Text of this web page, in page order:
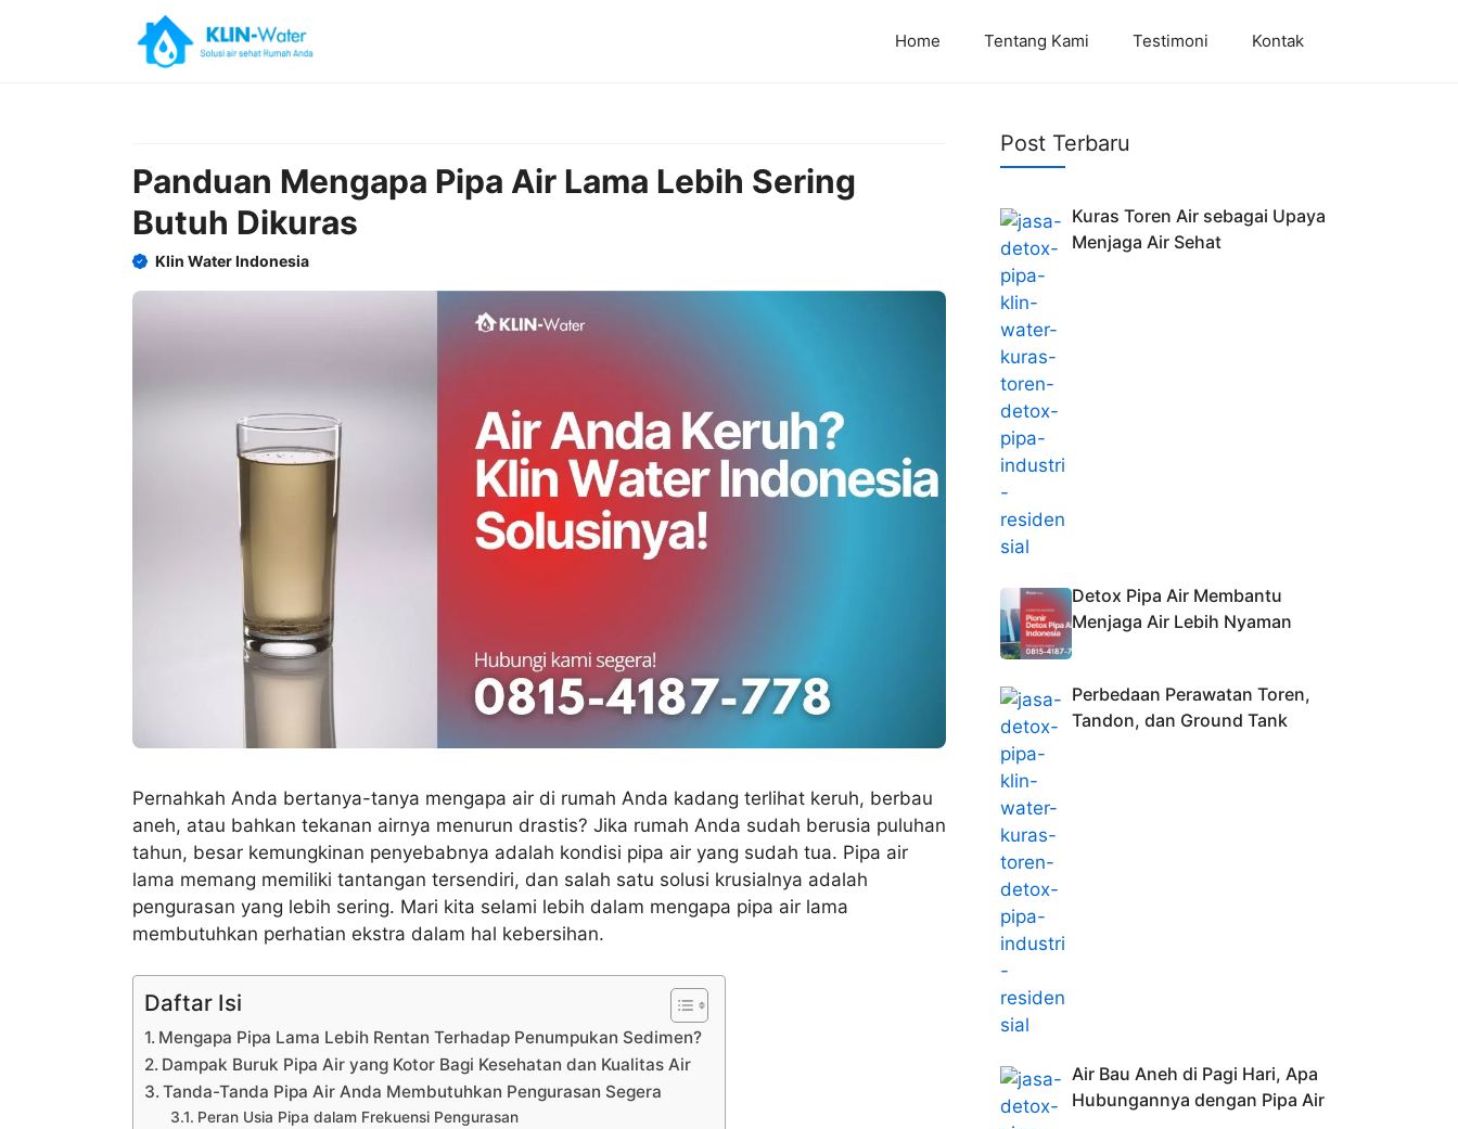
Home Tentang Kami Testimoni Kontak
Panduan Mengapa Pipa Air Lama Lebih Sering
Butuh Dikuras
Klin Water Indonesia
Pernahkah Anda bertanya-tanya mengapa air di rumah Anda kadang terlihat keruh, berbau
aneh, atau bahkan tekanan airnya menurun drastis? Jika rumah Anda sudah berusia puluhan
tahun, besar kemungkinan penyebabnya adalah kondisi pipa air yang sudah tua. Pipa air
lama memang memiliki tantangan tersendiri, dan salah satu solusi krusialnya adalah
pengurasan yang lebih sering. Mari kita selami lebih dalam mengapa pipa air lama
membutuhkan perhatian ekstra dalam hal kebersihan.
Daftar Isi
Mengapa Pipa Lama Lebih Rentan Terhadap Penumpukan Sedimen?
Dampak Buruk Pipa Air yang Kotor Bagi Kesehatan dan Kualitas Air
Tanda-Tanda Pipa Air Anda Membutuhkan Pengurasan Segera
Peran Usia Pipa dalam Frekuensi Pengurasan
Post Terbaru
Kuras Toren Air sebagai Upaya
Menjaga Air Sehat
Detox Pipa Air Membantu
Menjaga Air Lebih Nyaman
Perbedaan Perawatan Toren,
Tandon, dan Ground Tank
Air Bau Aneh di Pagi Hari, Apa
Hubungannya dengan Pipa Air